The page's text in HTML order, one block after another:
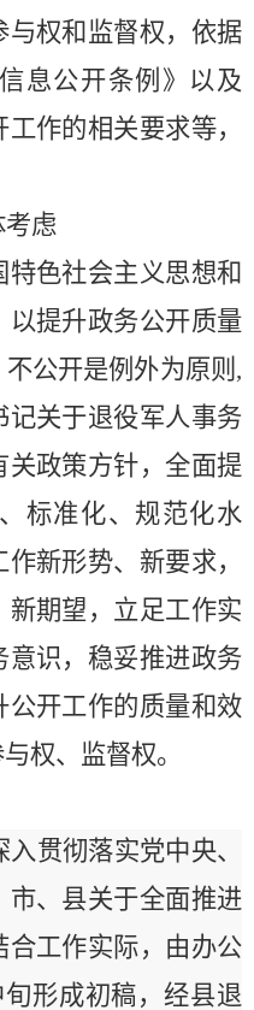
与权和监督权，依据
息公开条例》以及
作的相关要求等，
虑
色社会主义思想和
以提升政务公开质量
公开是例外为原则 ,
记关于退役军人事务
关政策方针，全面提
标准化、规范化水
新形势、新要求，
期望，立足工作实
意识，稳妥推进政务
公开工作的质量和效
权、监督权。
贯彻落实党中央、
市、县关于全面推进
合工作实际，由办公
旬形成初稿，经县退